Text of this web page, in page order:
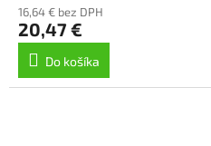
16,64 € bez DPH
20,47 €
Do košíka